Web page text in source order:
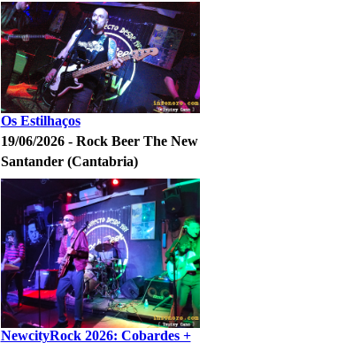
Os Estilhaços
19/06/2026 - Rock Beer The New
Santander (Cantabria)
NewcityRock 2026: Cobardes +